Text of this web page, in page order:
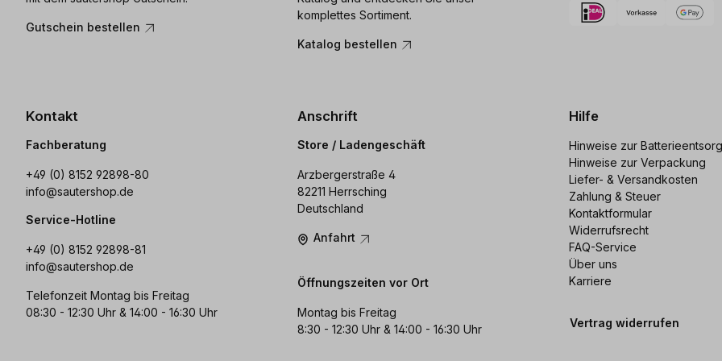
Gutschein bestellen
komplettes Sortiment.
Katalog bestellen
Kontakt
Fachberatung
+49 (0) 8152 92898-80
info@sautershop.de
Service-Hotline
+49 (0) 8152 92898-81
info@sautershop.de
Telefonzeit Montag bis Freitag
08:30 - 12:30 Uhr & 14:00 - 16:30 Uhr
Anschrift
Store / Ladengeschäft
Arzbergerstraße 4
82211 Herrsching
Deutschland
Anfahrt
Öffnungszeiten vor Ort
Montag bis Freitag
8:30 - 12:30 Uhr & 14:00 - 16:30 Uhr
Hilfe
Hinweise zur
Hinweise zur Verpackung
Liefer- & Versandkosten
Zahlung & Steuer
Kontaktformular
Widerrufsrecht
FAQ-Service
Über uns
Karriere
Vertrag widerrufen